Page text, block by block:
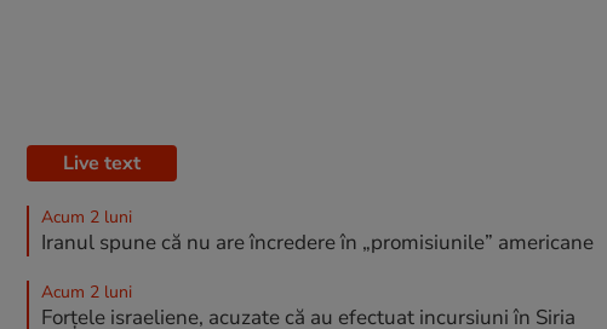
Live text
Acum 2 luni
Iranul spune că nu are încredere în „promisiunile” americane
Acum 2 luni
Forțele israeliene, acuzate că au efectuat incursiuni în Siria